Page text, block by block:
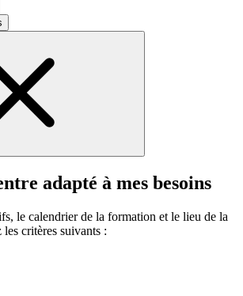
adapté à mes besoins
le calendrier de la formation et le lieu de la
critères suivants :